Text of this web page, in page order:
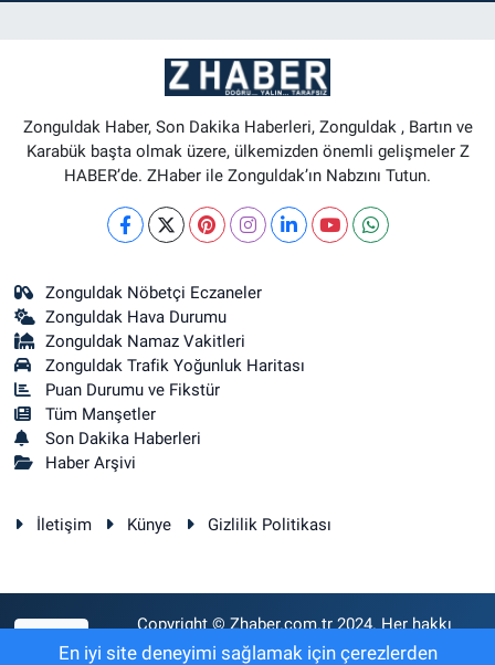
Zonguldak Haber, Son Dakika Haberleri, Zonguldak , Bartın ve
Karabük başta olmak üzere, ülkemizden önemli gelişmeler Z
HABER’de. ZHaber ile Zonguldak’ın Nabzını Tutun.
Zonguldak Nöbetçi Eczaneler
Zonguldak Hava Durumu
Zonguldak Namaz Vakitleri
Zonguldak Trafik Yoğunluk Haritası
Puan Durumu ve Fikstür
Tüm Manşetler
Son Dakika Haberleri
Haber Arşivi
İletişim Künye Gizlilik Politikası
Copyright © Zhaber.com.tr 2024. Her hakkı
saklıdır.
En iyi site deneyimi sağlamak için çerezlerden